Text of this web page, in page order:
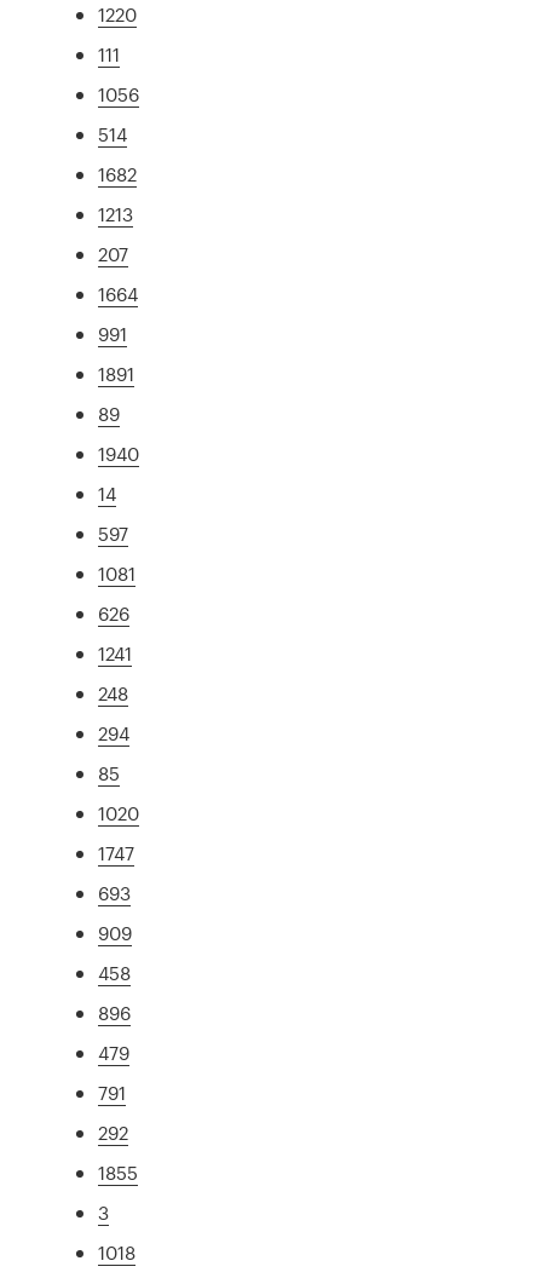
1220
111
1056
514
1682
1213
207
1664
991
1891
89
1940
14
597
1081
626
1241
248
294
85
1020
1747
693
909
458
896
479
791
292
1855
3
1018